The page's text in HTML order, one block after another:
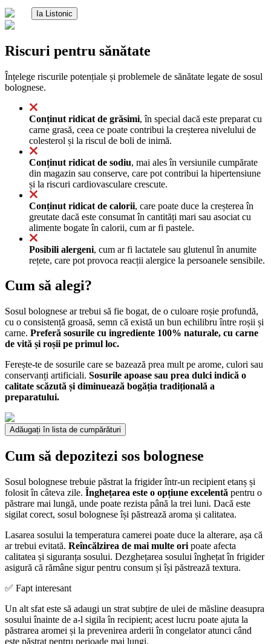
Ia Listonic
Riscuri pentru sănătate
Înțelege riscurile potențiale și problemele de sănătate legate de sosul
bolognese.
Conținut ridicat de grăsimi, în special dacă este preparat cu
carne grasă, ceea ce poate contribui la creșterea nivelului de
colesterol și la riscul de boli de inimă.
Conținut ridicat de sodiu, mai ales în versiunile cumpărate
din magazin sau conserve, care pot contribui la hipertensiune
și la riscuri cardiovasculare crescute.
Conținut ridicat de calorii, care poate duce la creșterea în
greutate dacă este consumat în cantități mari sau asociat cu
alimente bogate în calorii, cum ar fi pastele.
Posibili alergeni, cum ar fi lactatele sau glutenul în anumite
rețete, care pot provoca reacții alergice la persoanele sensibile.
Cum să alegi?
Sosul bolognese ar trebui să fie bogat, de o culoare roșie profundă,
cu o consistență groasă, semn că există un bun echilibru între roșii și
carne. Preferă sosurile cu ingrediente 100% naturale, cu carne
de vită și roșii pe primul loc.
Ferește-te de sosurile care se bazează prea mult pe arome, culori sau
conservanți artificiali. Sosurile apoase sau prea dulci indică o
calitate scăzută și diminuează bogăția tradițională a
preparatului.
Adăugați în lista de cumpărături
Cum să depozitezi sos bolognese
Sosul bolognese trebuie păstrat la frigider într-un recipient etanș și
folosit în câteva zile. Înghețarea este o opțiune excelentă pentru o
păstrare mai lungă, unde poate rezista până la trei luni. Dacă este
sigilat corect, sosul bolognese își păstrează aroma și calitatea.
Lasarea sosului la temperatura camerei poate duce la alterare, așa că
ar trebui evitată. Reîncălzirea de mai multe ori poate afecta
calitatea și siguranța sosului. Dezghețarea sosului înghețat în frigider
asigură că rămâne sigur pentru consum și își păstrează textura.
✅ Fapt interesant
Un alt sfat este să adaugi un strat subțire de ulei de măsline deasupra
sosului înainte de a-l sigila în recipient; acest lucru poate ajuta la
păstrarea aromei și la prevenirea arderii în congelator atunci când
este păstrat pentru perioade mai lungi.